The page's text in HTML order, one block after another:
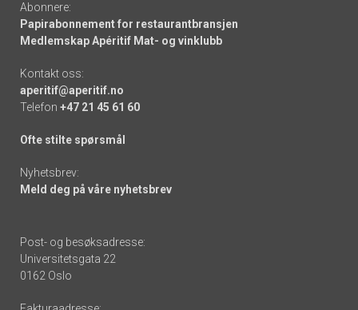
Abonnere:
Papirabonnement for restaurantbransjen
Medlemskap Apéritif Mat- og vinklubb
Kontakt oss:
aperitif@aperitif.no
Telefon +47 21 45 61 60
Ofte stilte spørsmål
Nyhetsbrev:
Meld deg på våre nyhetsbrev
Post- og besøksadresse:
Universitetsgata 22
0162 Oslo